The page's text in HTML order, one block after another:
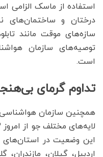
استفاده از ماسک الزامی
درختان و ساختمان‌های
سازه‌های موقت مانند
توصیه‌های سازمان
است.
تداوم گرمای
همچنین سازمان هواشناسی
این وضعیت در استان‌های
اردبیل، گیلان، مازندران،